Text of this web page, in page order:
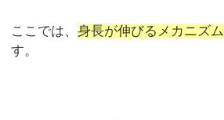
ここでは、身長が伸びるメカニズム
す。